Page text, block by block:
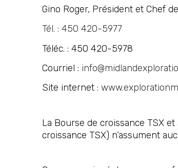
Gino Roger, Président et Chef
Tél. : 450 420-5977
Téléc. : 450 420-5978
Courriel :
Site internet :
La Bourse de croissance TSX
croissance TSX) n’assument